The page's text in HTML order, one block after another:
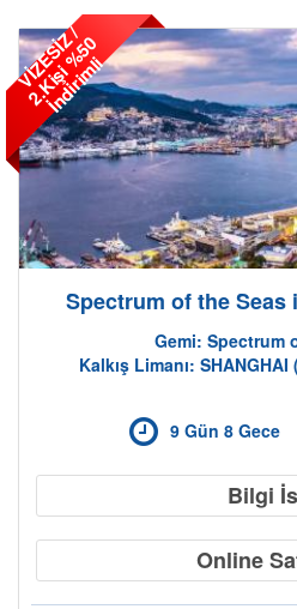
V
İ
Z
E
S
İ
Z
/
2
.
K
i
ş
i
%
5
0
İ
n
d
i
r
i
m
l
i
Spectrum of the Seas
Gemi: Spectrum
Kalkış Limanı:
9 Gün 8 Gece
Bilgi
Online